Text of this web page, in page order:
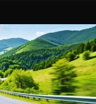
investering.